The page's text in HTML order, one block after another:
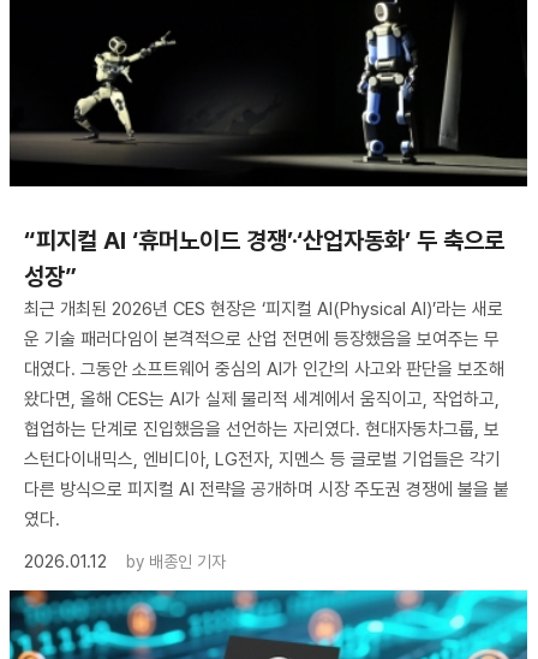
“피지컬 AI ‘휴머노이드 경쟁’·‘산업자동화’ 두 축으로
성장”
최근 개최된 2026년 CES 현장은 ‘피지컬 AI(Physical AI)’라는 새로
운 기술 패러다임이 본격적으로 산업 전면에 등장했음을 보여주는 무
대였다. 그동안 소프트웨어 중심의 AI가 인간의 사고와 판단을 보조해
왔다면, 올해 CES는 AI가 실제 물리적 세계에서 움직이고, 작업하고,
협업하는 단계로 진입했음을 선언하는 자리였다. 현대자동차그룹, 보
스턴다이내믹스, 엔비디아, LG전자, 지멘스 등 글로벌 기업들은 각기
다른 방식으로 피지컬 AI 전략을 공개하며 시장 주도권 경쟁에 불을 붙
였다.
2026.01.12
by 배종인 기자